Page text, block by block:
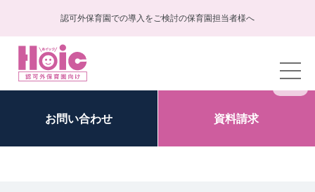
認可外保育園での導入をご検討の保育園担当者様へ
お問い合わせ 資料請求